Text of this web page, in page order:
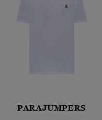
PARAJUMPERS